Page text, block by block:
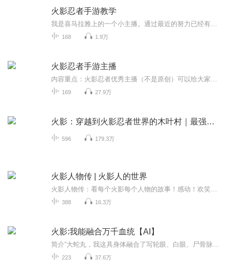
火影忍者手游教学
168 1.9万
火影忍者手游主播
169 27.9万
火影：穿越到火影忍者世界的木叶村｜最强火影诞生
596 179.3万
火影人物传 | 火影人的世界
388 16.3万
火影:我能融合万千血统【AI】
223 37.6万